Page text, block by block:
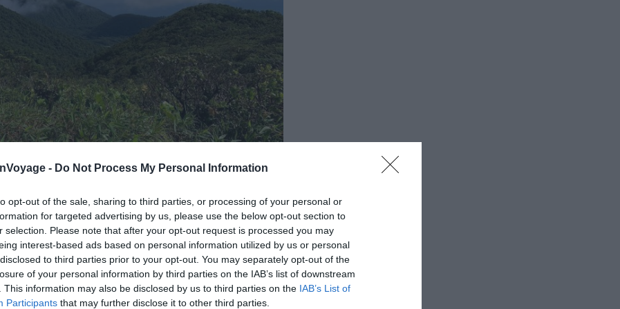
- Do Not Process My Personal Information
opt-out of the sale, sharing to third parties, or processing of your personal or
for targeted advertising by us, please use the below opt-out section to
selection. Please note that after your opt-out request is processed you may
interest-based ads based on personal information utilized by us or personal
to third parties prior to your opt-out. You may separately opt-out of the
of your personal information by third parties on the IAB’s list of downstream
This information may also be disclosed by us to third parties on the IAB’s List of
Participants that may further disclose it to other third parties.
Crédit photo :Alltrails